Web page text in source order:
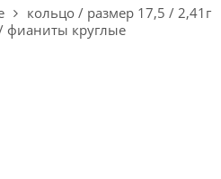
кольцо / размер 17,5 / 2,41г
фианиты круглые